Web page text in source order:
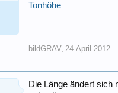
Tonhöhe
bildGRAV 24.April.2012
Die Länge ändert sich